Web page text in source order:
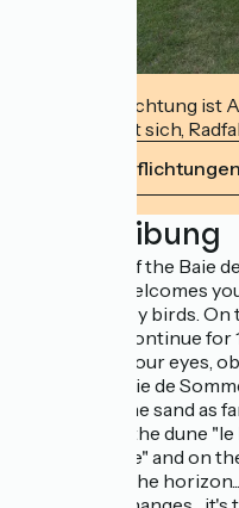
Diese Einrichtung ist
verpflichtet sich,
Ihre
Beschreibung
In the heart of the Baie
Aubépines welcomes
surrounded by birds.
Aubépines, continue for
Maye. Open your eyes,
This is the Baie de
A beach of fine sand as
right behind the dune
Marquenterre" and on
towering on the